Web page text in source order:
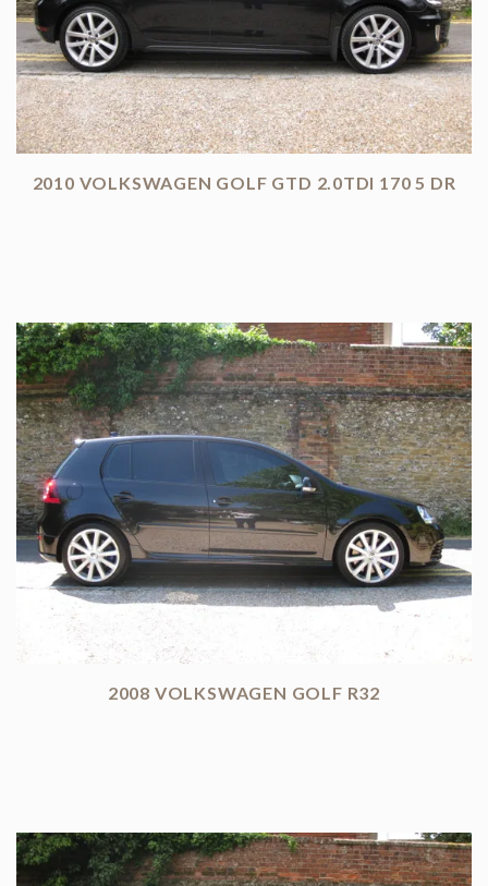
2010 VOLKSWAGEN GOLF GTD 2.0TDI 170 5 DR
2008 VOLKSWAGEN GOLF R32